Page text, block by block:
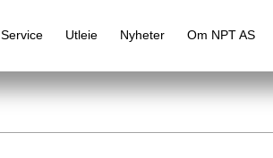
Service Utleie Nyheter Om NPT AS